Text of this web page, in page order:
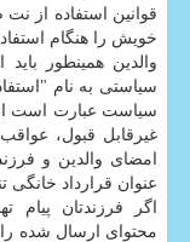
قوانین استفاده از
خویش را هنگام
والدین همینطور
سیاستی به نام
سیاست عبارت است از
غیرقابل قبول،
امضای والدین و
عنوان قرارداد خانگی
اگر فرزندتان پیام
محتوای ارسال شده را